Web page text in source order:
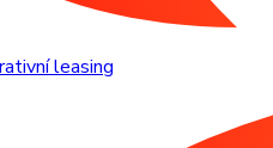
leasing